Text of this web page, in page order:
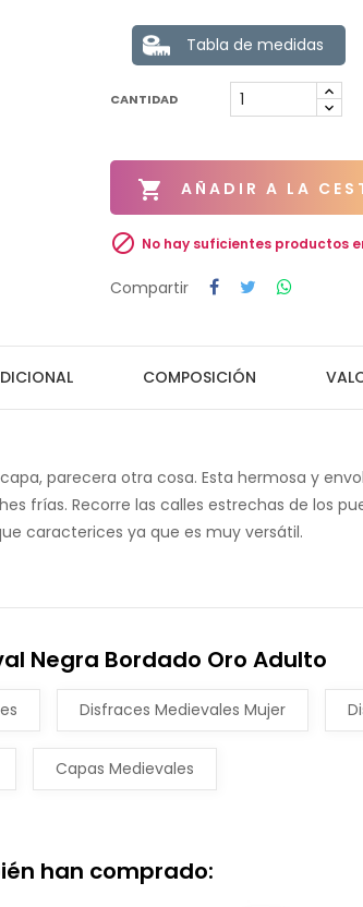
Tabla de medidas
CANTIDAD
 AÑADIR A LA
 No hay suficientes productos
Compartir
COMPOSICIÓN
parecera otra cosa. Esta hermosa y
frías. Recorre las calles estrechas de los
caracterices ya que es muy versátil.
Negra Bordado Oro Adulto
Disfraces Medievales Mujer
Capas Medievales
han comprado: